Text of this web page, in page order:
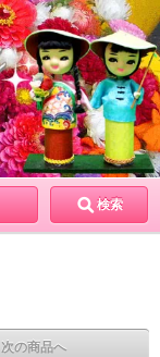
検索
次の商品へ